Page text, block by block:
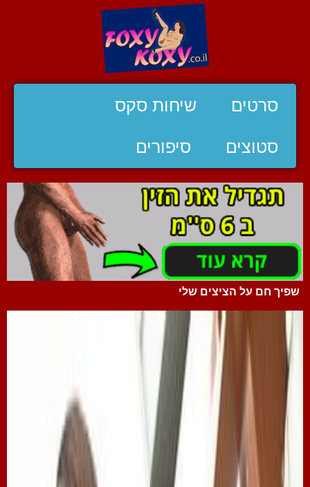
סרטים שיחות סקס
סטוצים סיפורים
שפיך חם על הציצים שלי